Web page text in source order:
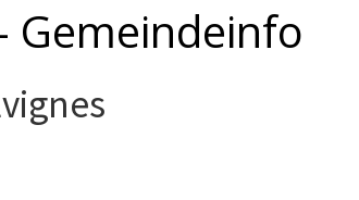
Gemeindeinfo